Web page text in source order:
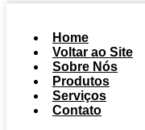
Home
Voltar ao Site
Sobre Nós
Produtos
Serviços
Contato